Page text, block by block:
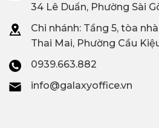
34 Lê Duẩn, Phường Sài
Chi nhánh: Tầng 5, tòa
Thai Mai, Phường Cầu
0939.663.882
info@galaxyoffice.vn